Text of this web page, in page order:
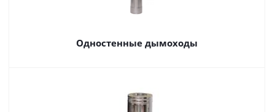
Одностенные дымоходы